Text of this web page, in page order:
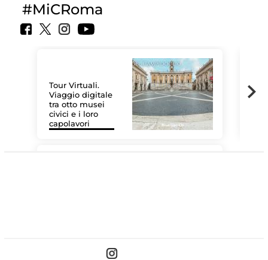
#MiCRoma
Tour Virtuali.
Viaggio digitale
tra otto musei
civici e i loro
capolavori